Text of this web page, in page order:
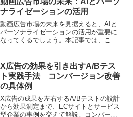
動画広告市場の未来：AIとパーソ
ナライゼーションの活用
動画広告市場の未来を見据えると、AIと
パーソナライゼーションの活用が重要に
なってくるでしょう。本記事では、これ
X広告の効果を引き出すA/Bテス
ト実践手法 コンバージョン改善
の具体例
X広告の成果を左右するA/Bテストの設計
から効果測定まで、ECサイトとサービス
型企業の事例を交えて解説。コンバージ